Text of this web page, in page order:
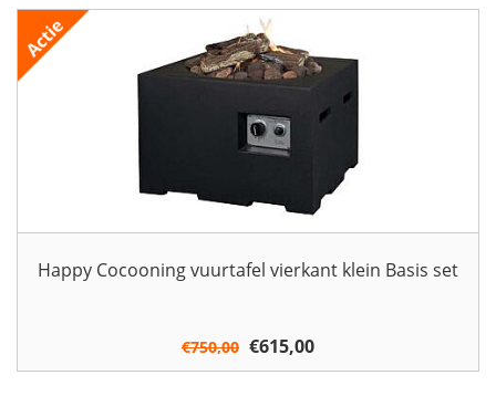
€1.599,00.
Happy Cocooning vuurtafel vierkant klein Basis set
€750,00 Oorspronkelijke
prijs
€615,00
prijs